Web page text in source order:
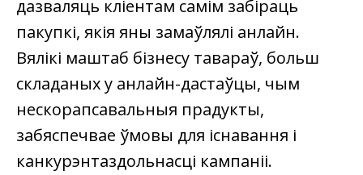
дазваляць кліентам самім забіраць
пакупкі, якія яны замаўлялі анлайн.
Вялікі маштаб бізнесу тавараў, больш
складаных у анлайн-дастаўцы, чым
нескорапсавальныя прадукты,
забяспечвае ўмовы для існавання і
канкурэнтаздольнасці кампаніі.